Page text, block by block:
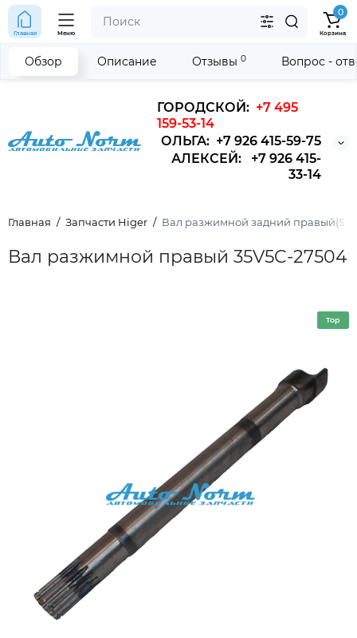
ГОРОДСКОЙ: +7 495
159-53-14
ОЛЬГА: +7 926 415-59-75
АЛЕКСЕЙ: +7 926 415-
33-14
Главная Меню
0
Корзина
Главная Запчасти Higer Вал разжимной задний правый(S в
Вал разжимной правый 35V5C-27504
Обзор Описание Отзывы 0 Вопрос -
Top